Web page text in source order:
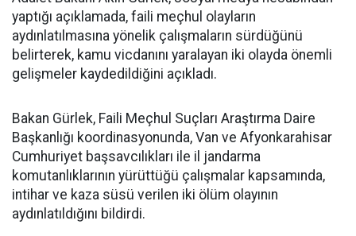
yaptığı açıklamada, faili meçhul olayların
aydınlatılmasına yönelik çalışmaların sürdüğünü
belirterek, kamu vicdanını yaralayan iki olayda önemli
gelişmeler kaydedildiğini açıkladı.
Bakan Gürlek, Faili Meçhul Suçları Araştırma Daire
Başkanlığı koordinasyonunda, Van ve Afyonkarahisar
Cumhuriyet başsavcılıkları ile il jandarma
komutanlıklarının yürüttüğü çalışmalar kapsamında,
intihar ve kaza süsü verilen iki ölüm olayının
aydınlatıldığını bildirdi.